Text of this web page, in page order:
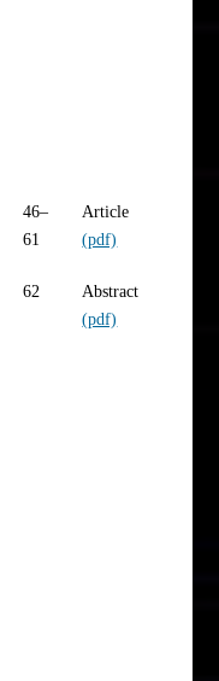
46–
61
62
Article
(pdf)
Abstract
(pdf)